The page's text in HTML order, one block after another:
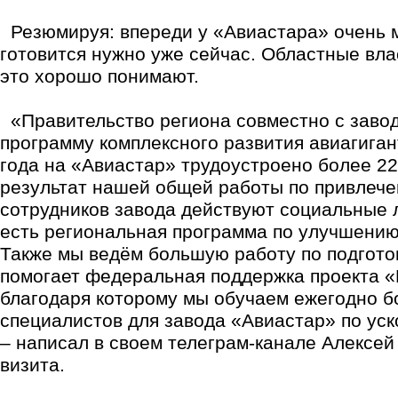
Резюмируя: впереди у «Авиастара» очень
готовится нужно уже сейчас. Областные
это хорошо понимают.
«Правительство региона совместно с
программу комплексного развития
года на «Авиастар» трудоустроено более
результат нашей общей работы по
сотрудников завода действуют социальные
есть региональная программа по
Также мы ведём большую работу по
помогает федеральная поддержка проекта
благодаря которому мы обучаем ежегодно
специалистов для завода «Авиастар» по
– написал в своем телеграм-канале
визита.